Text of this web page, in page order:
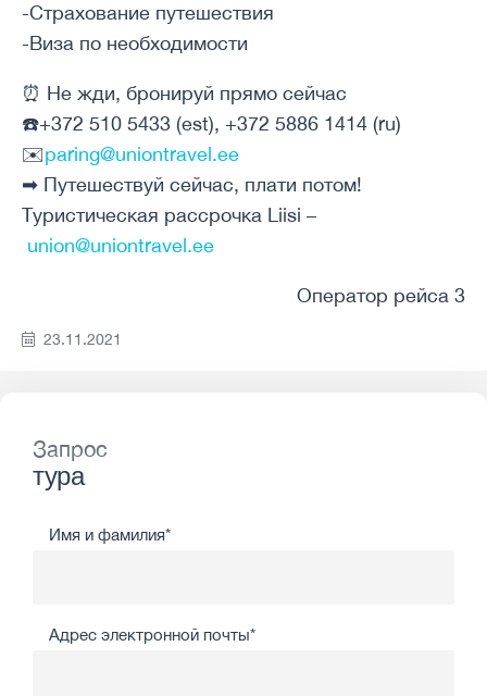
-Страхование путешествия
-Виза по необходимости
⏰ Не жди, бронируй прямо сейчас
☎️+372 510 5433 (est), +372 5886 1414 (ru)
✉️paring@uniontravel.ee
➡ Путешествуй сейчас, плати потом!
Туристическая рассрочка Liisi –
union@uniontravel.ee
Оператор рейса 3
23.11.2021
Запрос
тура
Имя и фамилия*
Адрес электронной почты*